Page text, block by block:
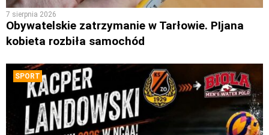
7 sierpnia 2026
Obywatelskie zatrzymanie w Tarłowie. PIjana
kobieta rozbiła samochód
SPORT